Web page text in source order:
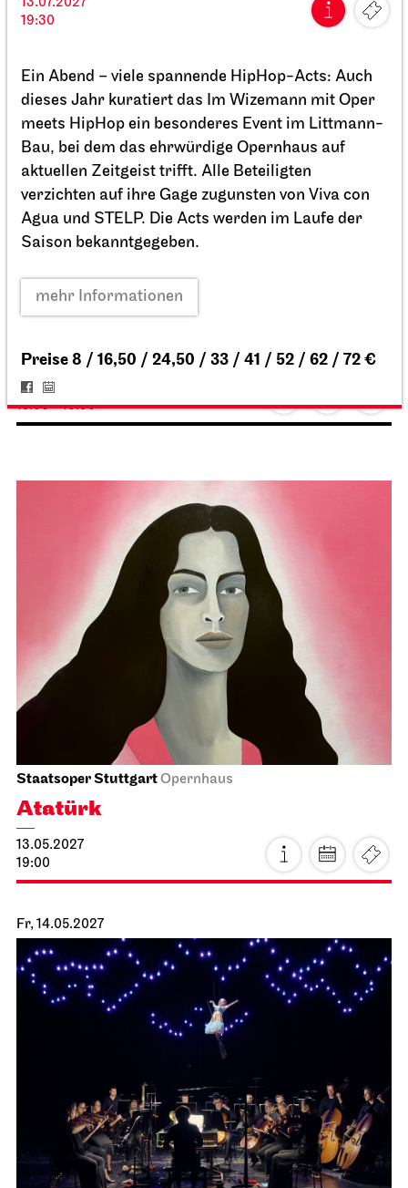
Do, 13.05.2027
Staatstheater StuttgartStaatstheater Stuttgart
Einblicke – Fokus: Sanierung
13.05.2027
15:00 - 16:30
Staatsoper StuttgartOpernhaus
Atatürk
13.05.2027
19:00
Fr, 14.05.2027